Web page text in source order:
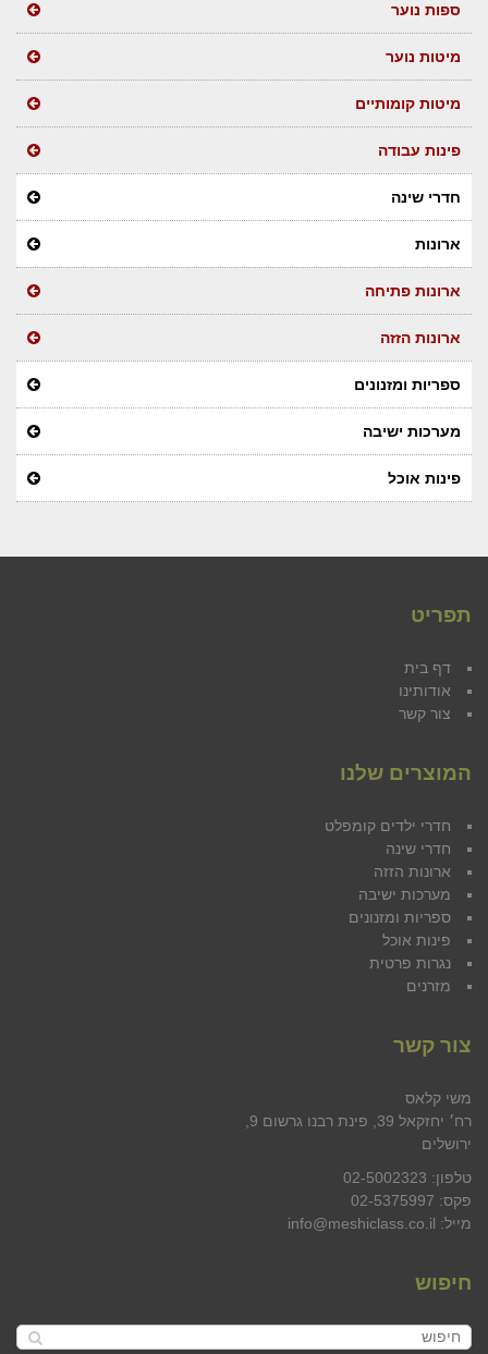
ספות נוער
מיטות נוער
מיטות קומותיים
פינות עבודה
חדרי שינה
ארונות
ארונות פתיחה
ארונות הזזה
ספריות ומזנונים
מערכות ישיבה
פינות אוכל
תפריט
דף בית
אודותינו
צור קשר
המוצרים שלנו
חדרי ילדים קומפלט
חדרי שינה
ארונות הזזה
מערכות ישיבה
ספריות ומזנונים
פינות אוכל
נגרות פרטית
מזרנים
צור קשר
משי קלאס
רח׳ יחזקאל 39, פינת רבנו גרשום 9,
ירושלים
טלפון: 02-5002323
פקס: 02-5375997
מייל: info@meshiclass.co.il
חיפוש